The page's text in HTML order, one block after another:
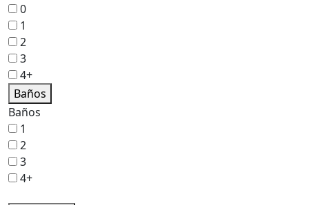
0
1
2
3
4+
Baños
Baños
1
2
3
4+